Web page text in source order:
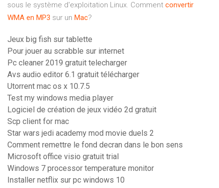
sous le système d'exploitation Linux. Comment convertir
WMA en MP3 sur un Mac?
Jeux big fish sur tablette
Pour jouer au scrabble sur internet
Pc cleaner 2019 gratuit telecharger
Avs audio editor 6.1 gratuit télécharger
Utorrent mac os x 10.7.5
Test my windows media player
Logiciel de création de jeux vidéo 2d gratuit
Scp client for mac
Star wars jedi academy mod movie duels 2
Comment remettre le fond decran dans le bon sens
Microsoft office visio gratuit trial
Windows 7 processor temperature monitor
Installer netflix sur pc windows 10